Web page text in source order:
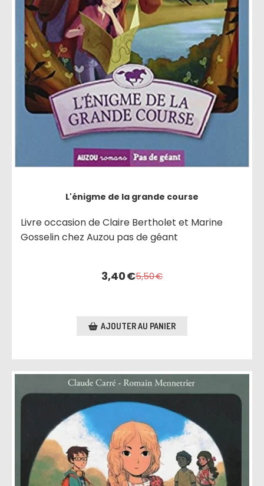
L'énigme de la grande course
Livre occasion de Claire Bertholet et Marine
Gosselin chez Auzou pas de géant
3,40€5,50€
AJOUTER AU PANIER